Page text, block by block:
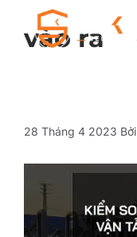
vào ra
28 Tháng 4 2023 Bởi